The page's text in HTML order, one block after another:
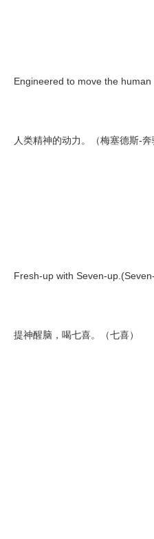
Engineered to move the
人类精神的动力。（梅塞德斯-奔
Fresh-up with Seven-
提神醒脑，喝七喜。（七喜）